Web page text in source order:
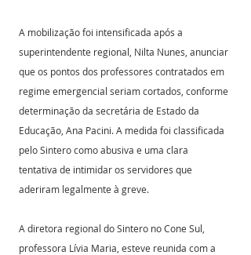
A mobilização foi intensificada após a
superintendente regional, Nilta Nunes, anunciar
que os pontos dos professores contratados em
regime emergencial seriam cortados, conforme
determinação da secretária de Estado da
Educação, Ana Pacini. A medida foi classificada
pelo Sintero como abusiva e uma clara
tentativa de intimidar os servidores que
aderiram legalmente à greve.
A diretora regional do Sintero no Cone Sul,
professora Lívia Maria, esteve reunida com a